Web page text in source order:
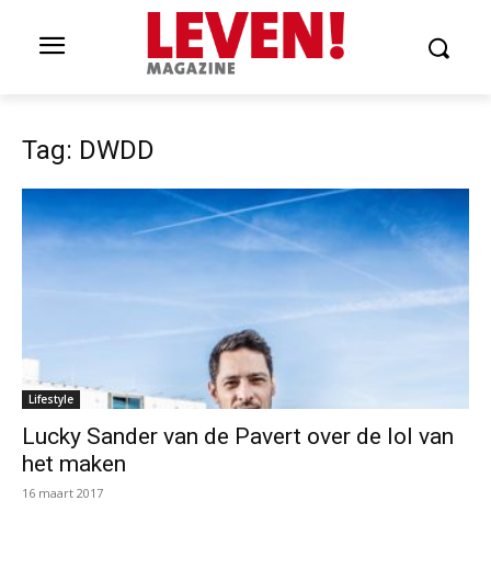
Tag: DWDD
Lifestyle
Lucky Sander van de Pavert over de lol van
het maken
16 maart 2017